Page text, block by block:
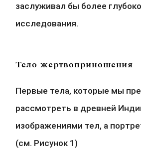
заслуживал бы более
исследования.
Тело жертвоприношения
Первые тела, которые мы
рассмотреть в древней
изображениями тел, а
(см. Рисунок 1)